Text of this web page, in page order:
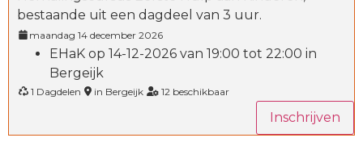
bestaande uit een dagdeel van 3 uur.
maandag 14 december 2026
EHaK op 14-12-2026 van 19:00 tot 22:00 in
Bergeijk
1 Dagdelen in Bergeijk 12 beschikbaar
Inschrijven